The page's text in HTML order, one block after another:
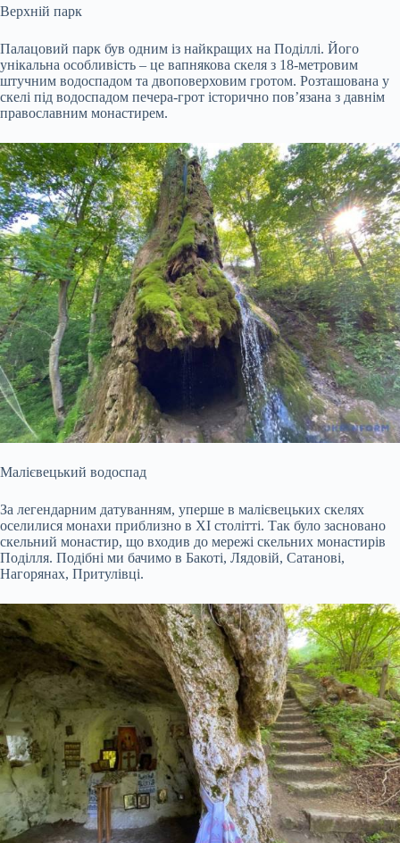
Верхній парк
Палацовий парк був одним із найкращих на Поділлі. Його
унікальна особливість – це вапнякова скеля з 18-метровим
штучним водоспадом та двоповерховим гротом. Розташована у
скелі під водоспадом печера-грот історично пов’язана з давнім
православним монастирем.
Малієвецький водоспад
За легендарним датуванням, уперше в малієвецьких скелях
оселилися монахи приблизно в XI столітті. Так було засновано
скельний монастир, що входив до мережі скельних монастирів
Поділля. Подібні ми бачимо в Бакоті, Лядовій, Сатанові,
Нагорянах, Притулівці.